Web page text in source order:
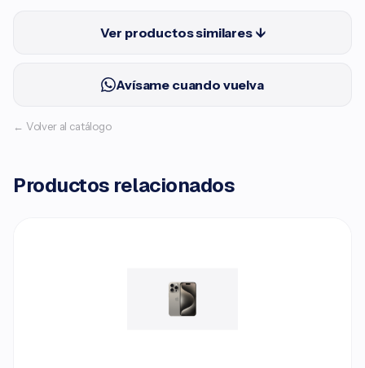
Ver productos similares ↓
Avísame cuando vuelva
← Volver al catálogo
Productos relacionados